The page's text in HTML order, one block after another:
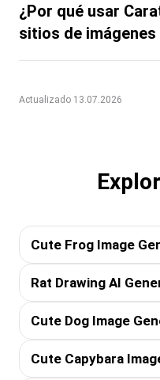
¿Por qué usar
sitios de
Actualizado 13.07.2026
Cute Frog Image
Rat Drawing AI
Cute Dog Image
Cute Capybara